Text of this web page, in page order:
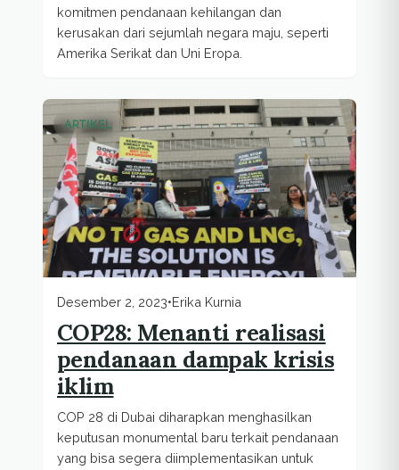
komitmen pendanaan kehilangan dan
kerusakan dari sejumlah negara maju, seperti
Amerika Serikat dan Uni Eropa.
ARTIKEL
Desember 2, 2023•Erika Kurnia
COP28: Menanti realisasi
pendanaan dampak krisis
iklim
COP 28 di Dubai diharapkan menghasilkan
keputusan monumental baru terkait pendanaan
yang bisa segera diimplementasikan untuk